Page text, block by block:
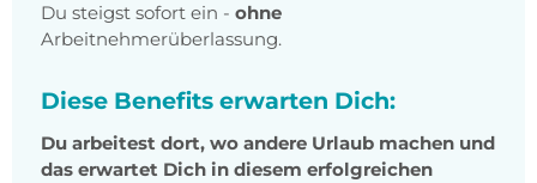
Du steigst sofort ein - ohne
Arbeitnehmerüberlassung.
Diese Benefits erwarten Dich:
Du arbeitest dort, wo andere Urlaub machen und
das erwartet Dich in diesem erfolgreichen